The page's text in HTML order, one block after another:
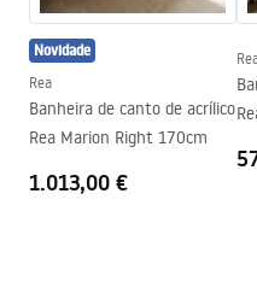
Válvula e sifão incluídos
Garantia
Instruções de
Orion_160_170.pdf
Novidade
Rea
Banheira de canto de acrílico
Rea Marion Right 170cm
1.013,00 €